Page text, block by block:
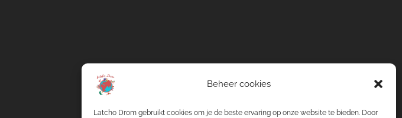
Beheer cookies
Latcho Drom gebruikt cookies om je de beste ervaring op onze website te bieden. Door